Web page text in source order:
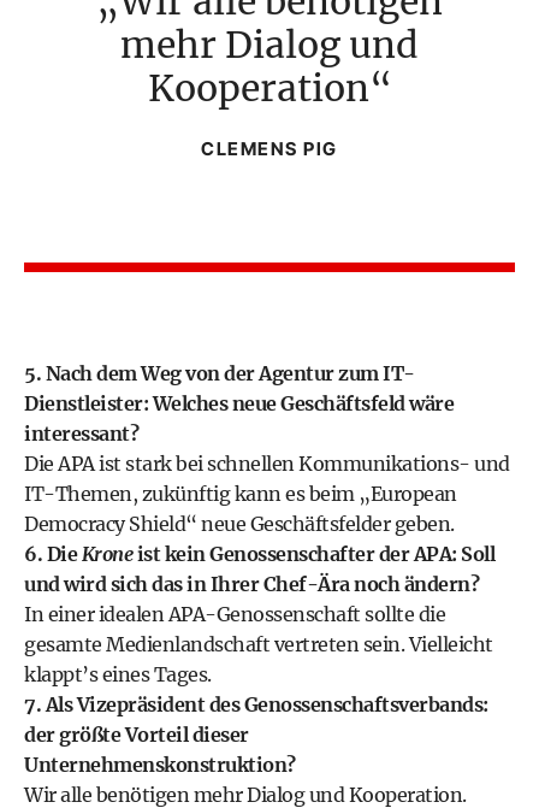
mehr Dialog und
Kooperation
CLEMENS PIG
5. Nach dem Weg von der Agentur zum IT-
Dienstleister: Welches neue Geschäftsfeld wäre
interessant?
Die APA ist stark bei schnellen Kommunikations- und
IT-Themen, zukünftig kann es beim „European
Democracy Shield“ neue Geschäftsfelder geben.
6. DieKroneist kein Genossenschafter der APA: Soll
und wird sich das in Ihrer Chef-Ära noch ändern?
In einer idealen APA-Genossenschaft sollte die
gesamte Medienlandschaft vertreten sein. Vielleicht
klappt’s eines Tages.
7. Als Vizepräsident des Genossenschaftsverbands:
der größte Vorteil dieser
Unternehmenskonstruktion?
Wir alle benötigen mehr Dialog und Kooperation.